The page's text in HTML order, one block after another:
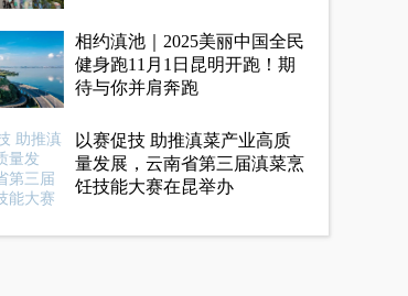
相约滇池｜2025美丽中国全民
健身跑11月1日昆明开跑！期
待与你并肩奔跑
以赛促技 助推滇菜产业高质
量发展，云南省第三届滇菜烹
饪技能大赛在昆举办